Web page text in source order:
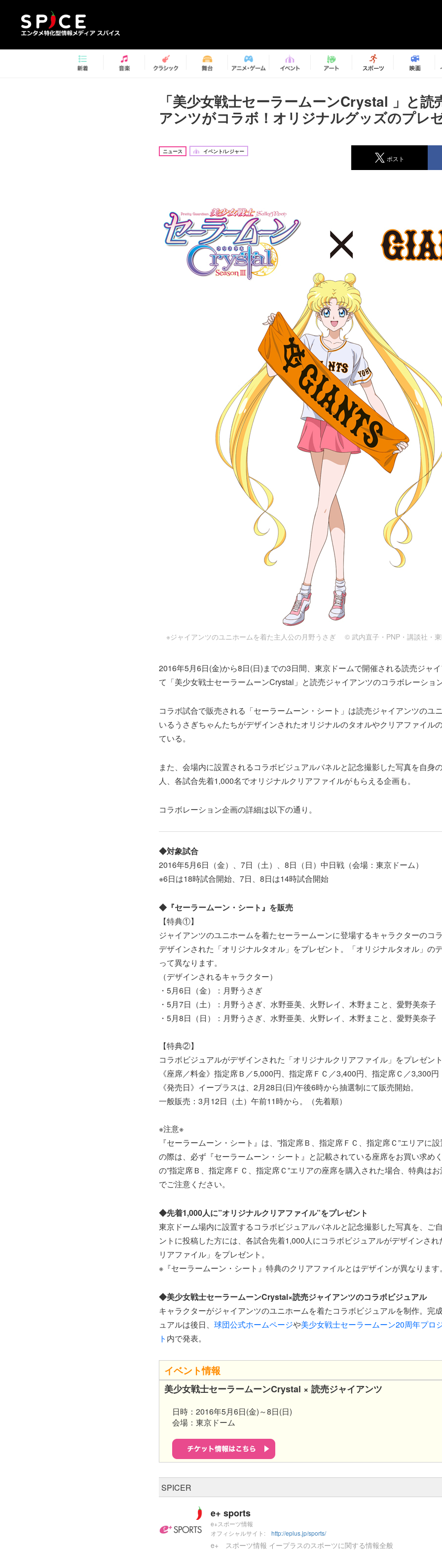
「美少女戦士セーラームーンCrystal 」と読
アンツがコラボ！オリジナルグッズのプレ
ニュース イベント/レジャー
ポスト
※ジャイアンツのユニホームを着た主人公の月野うさぎ © 武内直子・PNP・講談社・
2016年5月6日(金)から8日(日)までの3日間、東京ドームで開催される読売ジャ
て「美少女戦士セーラームーンCrystal」と読売ジャイアンツのコラボレーション
コラボ試合で販売される「セーラームーン・シート」は読売ジャイアンツのユ
いるうさぎちゃんたちがデザインされたオリジナルのタオルやクリアファイル
ている。
また、会場内に設置されるコラボビジュアルパネルと記念撮影した写真を自身
人、各試合先着1,000名でオリジナルクリアファイルがもらえる企画も。
コラボレーション企画の詳細は以下の通り。
◆対象試合
2016年5月6日（金）、7日（土）、8日（日）中日戦（会場：東京ドーム）
※6日は18時試合開始、7日、8日は14時試合開始
◆『セーラームーン・シート』を販売
【特典①】
ジャイアンツのユニホームを着たセーラームーンに登場するキャラクターのコ
デザインされた「オリジナルタオル」をプレゼント。「オリジナルタオル」の
って異なります。
（デザインされるキャラクター）
・5月6日（金）：月野うさぎ
・5月7日（土）：月野うさぎ、水野亜美、火野レイ、木野まこと、愛野美奈子
・5月8日（日）：月野うさぎ、水野亜美、火野レイ、木野まこと、愛野美奈子
【特典②】
コラボビジュアルがデザインされた「オリジナルクリアファイル」をプレゼント
《座席／料金》指定席Ｂ／5,000円、指定席ＦＣ／3,400円、指定席Ｃ／3,300円
《発売日》イープラスは、2月28日(日)午後6時から抽選制にて販売開始。
一般販売：3月12日（土）午前11時から。（先着順）
※注意※
『セーラームーン・シート』は、”指定席Ｂ、指定席ＦＣ、指定席Ｃ”エリアに
の際は、必ず『セーラームーン・シート』と記載されている座席をお買い求め
の”指定席Ｂ、指定席ＦＣ、指定席Ｃ”エリアの座席を購入された場合、特典は
でご注意ください。
◆先着1,000人に”オリジナルクリアファイル”をプレゼント
東京ドーム場内に設置するコラボビジュアルパネルと記念撮影した写真を、ご
ントに投稿した方には、各試合先着1,000人にコラボビジュアルがデザインされ
リアファイル」をプレゼント。
※『セーラームーン・シート』特典のクリアファイルとはデザインが異なります。
◆美少女戦士セーラームーンCrystal×読売ジャイアンツのコラボビジュアル
キャラクターがジャイアンツのユニホームを着たコラボビジュアルを制作。完
ュアルは後日、 球団公式ホームページや美少女戦士セーラームーン20周年プロ
ト 内で発表。​
イベント情報
美少女戦士セーラームーンCrystal × 読売ジャイアンツ
日時：2016年5月6日(金)～8日(日)
会場：東京ドーム
SPICER
e+ sports
e+スポーツ情報
オフィシャルサイト:
http://eplus.jp/sports/
e+ スポーツ情報 イープラスのスポーツに関する情報全般